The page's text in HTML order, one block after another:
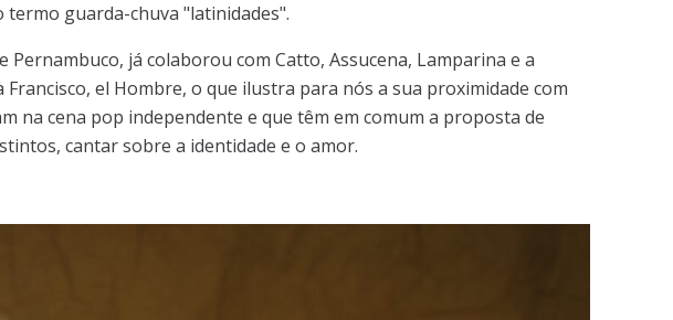
termo guarda-chuva "latinidades".
Pernambuco, já colaborou com Catto, Assucena, Lamparina e a
Francisco, el Hombre, o que ilustra para nós a sua proximidade com
na cena pop independente e que têm em comum a proposta de
cantar sobre a identidade e o amor.